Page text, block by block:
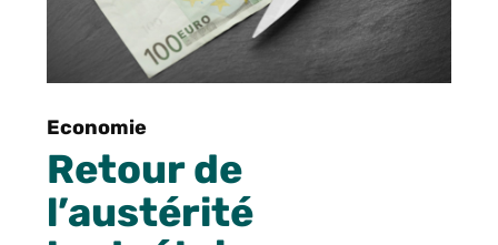
Economie
Retour de
l’austérité